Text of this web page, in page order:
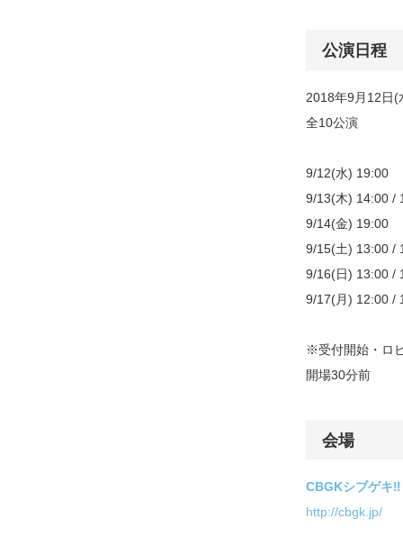
公演日程
2018年9月12
全10公演
9/12(水) 19:00
9/13(木) 14:00 /
9/14(金) 19:00
9/15(土) 13:00 /
9/16(日) 13:00 /
9/17(月) 12:00 /
※受付開始・ロ
開場30分前
会場
CBGKシブゲキ‼︎
http://cbgk.jp/